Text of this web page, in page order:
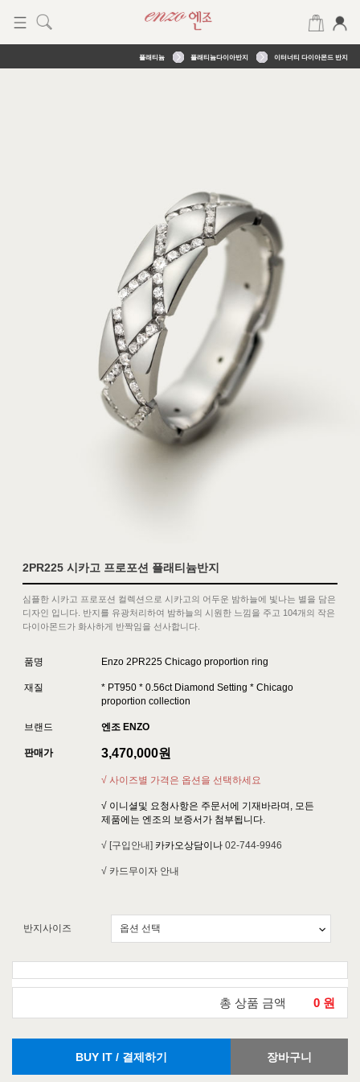
플래티늄 플래티늄다이아반지 이터너티 다이아몬드 반지
2PR225 시카고 프로포션 플래티늄반지
심플한 시카고 프로포션 컬렉션으로 시카고의 어두운 밤하늘에 빛나는 별을 담은
디자인 입니다. 반지를 유광처리하여 밤하늘의 시원한 느낌을 주고 104개의 작은
다이아몬드가 화사하게 반짝임을 선사합니다.
품명 Enzo 2PR225 Chicago proportion ring
재질
* PT950 * 0.56ct Diamond Setting * Chicago
proportion collection
브랜드 엔조 ENZO
판매가 3,470,000원
√ 사이즈별 가격은 옵션을 선택하세요
√ 이니셜및 요청사항은 주문서에 기재바라며, 모든
제품에는 엔조의 보증서가 첨부됩니다.
√ [구입안내] 카카오상담이나 02-744-9946
√ 카드무이자 안내
반지사이즈
총 상품 금액 0 원
BUY IT / 결제하기 장바구니